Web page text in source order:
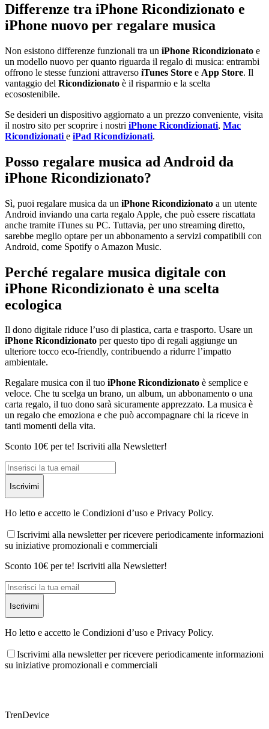
Differenze tra iPhone Ricondizionato e
iPhone nuovo per regalare musica
Non esistono differenze funzionali tra un iPhone Ricondizionato e
un modello nuovo per quanto riguarda il regalo di musica: entrambi
offrono le stesse funzioni attraverso iTunes Store e App Store. Il
vantaggio del Ricondizionato è il risparmio e la scelta
ecosostenibile.
Se desideri un dispositivo aggiornato a un prezzo conveniente, visita
il nostro sito per scoprire i nostri iPhone Ricondizionati, Mac
Ricondizionati e iPad Ricondizionati.
Posso regalare musica ad Android da
iPhone Ricondizionato?
Sì, puoi regalare musica da un iPhone Ricondizionato a un utente
Android inviando una carta regalo Apple, che può essere riscattata
anche tramite iTunes su PC. Tuttavia, per uno streaming diretto,
sarebbe meglio optare per un abbonamento a servizi compatibili con
Android, come Spotify o Amazon Music.
Perché regalare musica digitale con
iPhone Ricondizionato è una scelta
ecologica
Il dono digitale riduce l’uso di plastica, carta e trasporto. Usare un
iPhone Ricondizionato per questo tipo di regali aggiunge un
ulteriore tocco eco-friendly, contribuendo a ridurre l’impatto
ambientale.
Regalare musica con il tuo iPhone Ricondizionato è semplice e
veloce. Che tu scelga un brano, un album, un abbonamento o una
carta regalo, il tuo dono sarà sicuramente apprezzato. La musica è
un regalo che emoziona e che può accompagnare chi la riceve in
tanti momenti della vita.
Sconto 10€ per te! Iscriviti alla Newsletter!
Iscrivimi
Ho letto e accetto le Condizioni d’uso e Privacy Policy.
Iscrivimi alla newsletter per ricevere periodicamente informazioni
su iniziative promozionali e commerciali
Sconto 10€ per te! Iscriviti alla Newsletter!
Iscrivimi
Ho letto e accetto le Condizioni d’uso e Privacy Policy.
Iscrivimi alla newsletter per ricevere periodicamente informazioni
su iniziative promozionali e commerciali
TrenDevice